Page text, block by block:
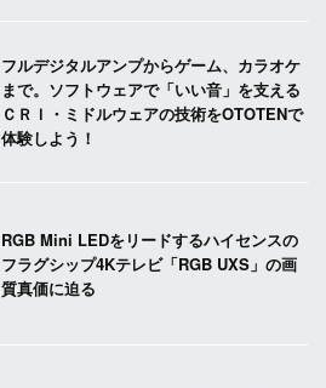
フルデジタルアンプからゲーム、カラオケ
まで。ソフトウェアで「いい音」を支える
ＣＲＩ・ミドルウェアの技術をOTOTENで
体験しよう！
RGB Mini LEDをリードするハイセンスの
フラグシップ4Kテレビ「RGB UXS」の画
質真価に迫る